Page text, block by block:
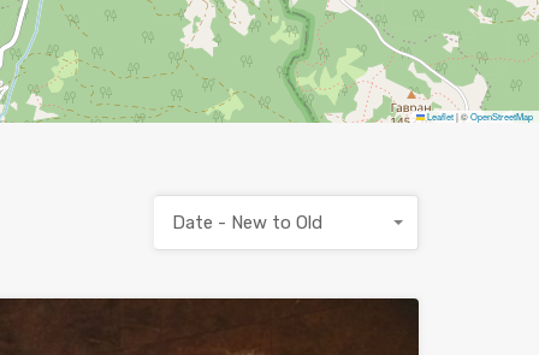
Leaflet|©OpenStreetMap
Date - New to Old